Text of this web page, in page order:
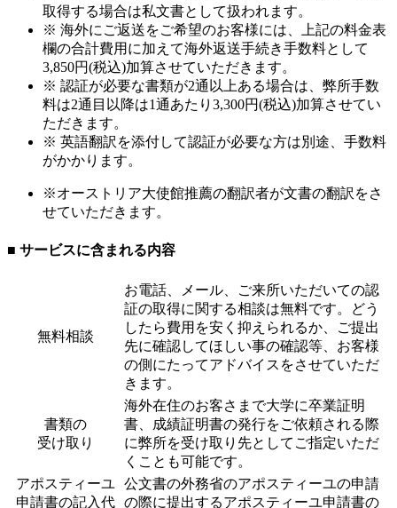
取得する場合は私文書として扱われます。
※ 海外にご返送をご希望のお客様には、上記の料金表
欄の合計費用に加えて海外返送手続き手数料として
3,850円(税込)加算させていただきます。
※ 認証が必要な書類が2通以上ある場合は、弊所手数
料は2通目以降は1通あたり3,300円(税込)加算させてい
ただきます。
※ 英語翻訳を添付して認証が必要な方は別途、手数料
がかかります。
※オーストリア大使館推薦の翻訳者が文書の翻訳をさ
せていただきます。
■ サービスに含まれる内容
無料相談
お電話、メール、ご来所いただいての認
証の取得に関する相談は無料です。どう
したら費用を安く抑えられるか、ご提出
先に確認してほしい事の確認等、お客様
の側にたってアドバイスをさせていただ
きます。
書類の
受け取り
海外在住のお客さまで大学に卒業証明
書、成績証明書の発行をご依頼される際
に弊所を受け取り先としてご指定いただ
くことも可能です。
アポスティーユ
申請書の記入代
公文書の外務省のアポスティーユの申請
の際に提出するアポスティーユ申請書の